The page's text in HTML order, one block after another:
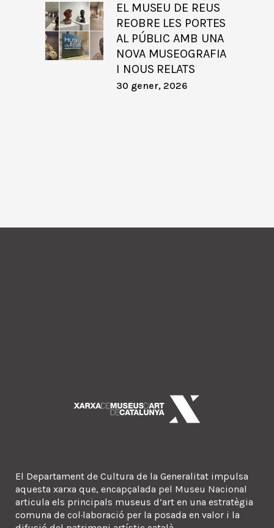
EL MUSEU DE REUS
REOBRE LES PORTES
AL PÚBLIC AMB UNA
NOVA MUSEOGRAFIA
I NOUS RELATS
30 gener, 2026
El Departament de Cultura de la Generalitat impulsa
aquesta xarxa que, encapçalada pel Museu Nacional
articula els principals museus d’art en una estratègia
comuna de col·laboració per la posada en valor i la